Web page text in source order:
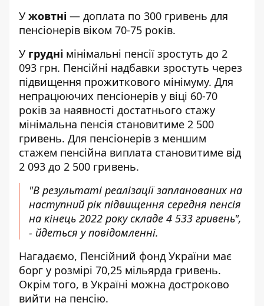
У жовтні — доплата по 300 гривень для
пенсіонерів віком 70-75 років.
У грудні мінімальні пенсії зростуть до 2
093 грн. Пенсійні надбавки зростуть через
підвищення прожиткового мінімуму. Для
непрацюючих пенсіонерів у віці 60-70
років за наявності достатнього стажу
мінімальна пенсія становитиме 2 500
гривень. Для пенсіонерів з меншим
стажем пенсійна виплата становитиме від
2 093 до 2 500 гривень.
"В результаті реалізації запланованих на
наступний рік підвищення середня пенсія
на кінець 2022 року складе 4 533 гривень",
- йдеться у повідомленні.
Нагадаємо, Пенсійний фонд України має
борг у розмірі 70,25 мільярда гривень.
Окрім того, в Україні можна достроково
вийти на пенсію.